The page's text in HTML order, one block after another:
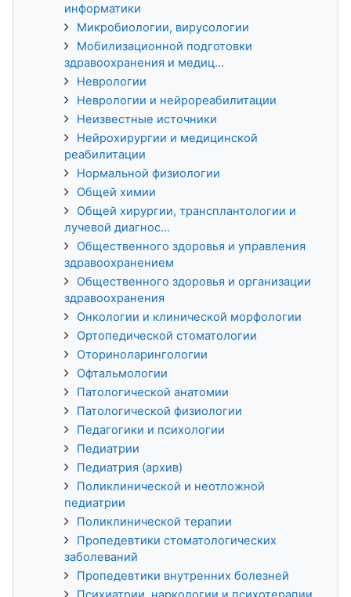
информатики
Микробиологии, вирусологии
Мобилизационной подготовки
здравоохранения и медиц...
Неврологии
Неврологии и нейрореабилитации
Неизвестные источники
Нейрохирургии и медицинской
реабилитации
Нормальной физиологии
Общей химии
Общей хирургии, трансплантологии и
лучевой диагнос...
Общественного здоровья и управления
здравоохранением
Общественного здоровья и организации
здравоохранения
Онкологии и клинической морфологии
Ортопедической стоматологии
Оториноларингологии
Офтальмологии
Патологической анатомии
Патологической физиологии
Педагогики и психологии
Педиатрии
Педиатрия (архив)
Поликлинической и неотложной
педиатрии
Поликлинической терапии
Пропедевтики стоматологических
заболеваний
Пропедевтики внутренних болезней